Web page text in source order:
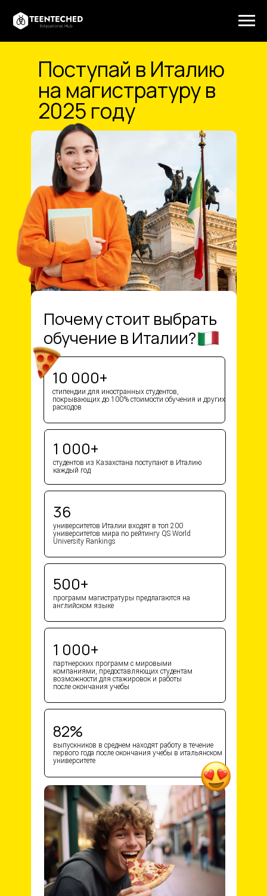
Поступай в Италию
на магистратуру в
2025 году
10 000+
стипендии для иностранных студентов,
покрывающих до 100% стоимости обучения и других
расходов
Почему стоит выбрать
обучение в Италии?
1 000+
студентов из Казахстана поступают в Италию
каждый год
36
университетов Италии входят в топ 200
университетов мира по рейтингу QS World
University Rankings
500+
программ магистратуры предлагаются на
английском языке
1 000+
партнерских программ с мировыми
компаниями, предоставляющих студентам
возможности для стажировок и работы
после окончания учебы
82%
выпускников в среднем находят работу в течение
первого года после окончания учебы в итальянском
университете